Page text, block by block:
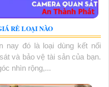
RẺ LOẠI NÀO
nay đó là loại dùng kết nối
và bảo vệ tài sản của bạn.
nhìn rộng,...